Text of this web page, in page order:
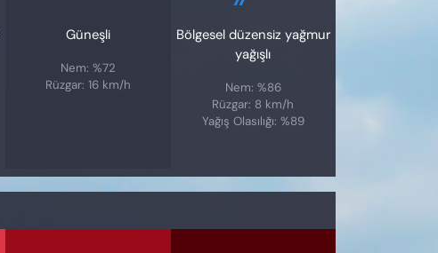
Güneşli
Nem: %72
Rüzgar: 16 km/h
Bölgesel düzensiz yağmur
yağışlı
Nem: %86
Rüzgar: 8 km/h
Yağış Olasılığı: %89